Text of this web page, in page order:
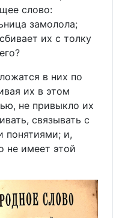
слово:
замолола;
их с толку
в них по
их в этом
не привыкло их
связывать с
понятиями; и,
не имеет этой